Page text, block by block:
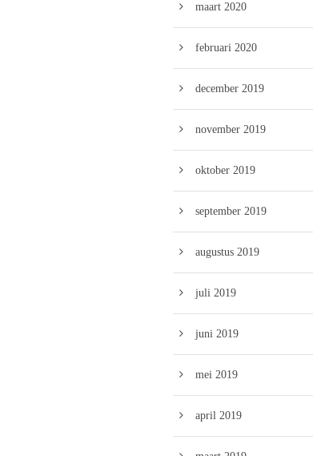
maart 2020
februari 2020
december 2019
november 2019
oktober 2019
september 2019
augustus 2019
juli 2019
juni 2019
mei 2019
april 2019